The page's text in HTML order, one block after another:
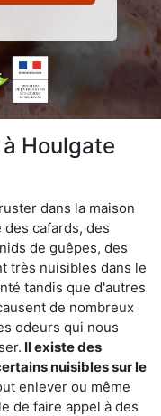
Houlgate
dans la maison
cafards, des
de guêpes, des
très nuisibles dans le
tandis que d'autres
de nombreux
odeurs qui nous
Il existe des
nuisibles sur le
enlever ou même
de faire appel à des